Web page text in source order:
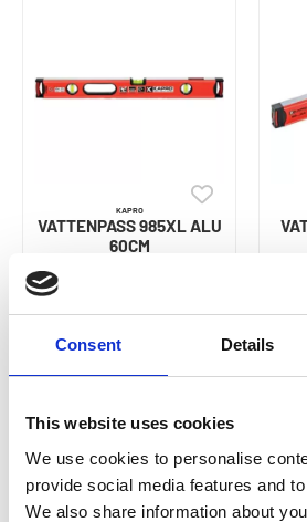
Consent Details
This website uses cookies
We use cookies to personalise
provide social media features and
We also share information about
KAPRO
VATTENPASS 985XL ALU
60CM